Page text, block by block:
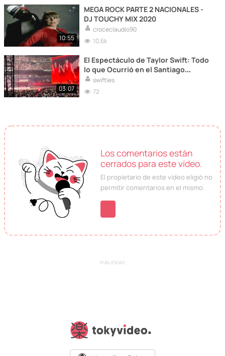
Los comentarios están
cerrados para este vídeo.
El propietario de este vídeo eligió no
permitir comentarios en el mismo.
10:55
MEGA ROCK PARTE 2 NACIONALES -
DJ TOUCHY MIX 2020
croceclaudio90
10,6k
03:07
El Espectáculo de Taylor Swift: Todo
lo que Ocurrió en el Santiago
Bernabéu
swifties
72
PUBLICIDAD